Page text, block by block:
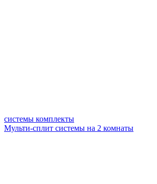
системы комплекты
Мульти-сплит системы на 2 комнаты